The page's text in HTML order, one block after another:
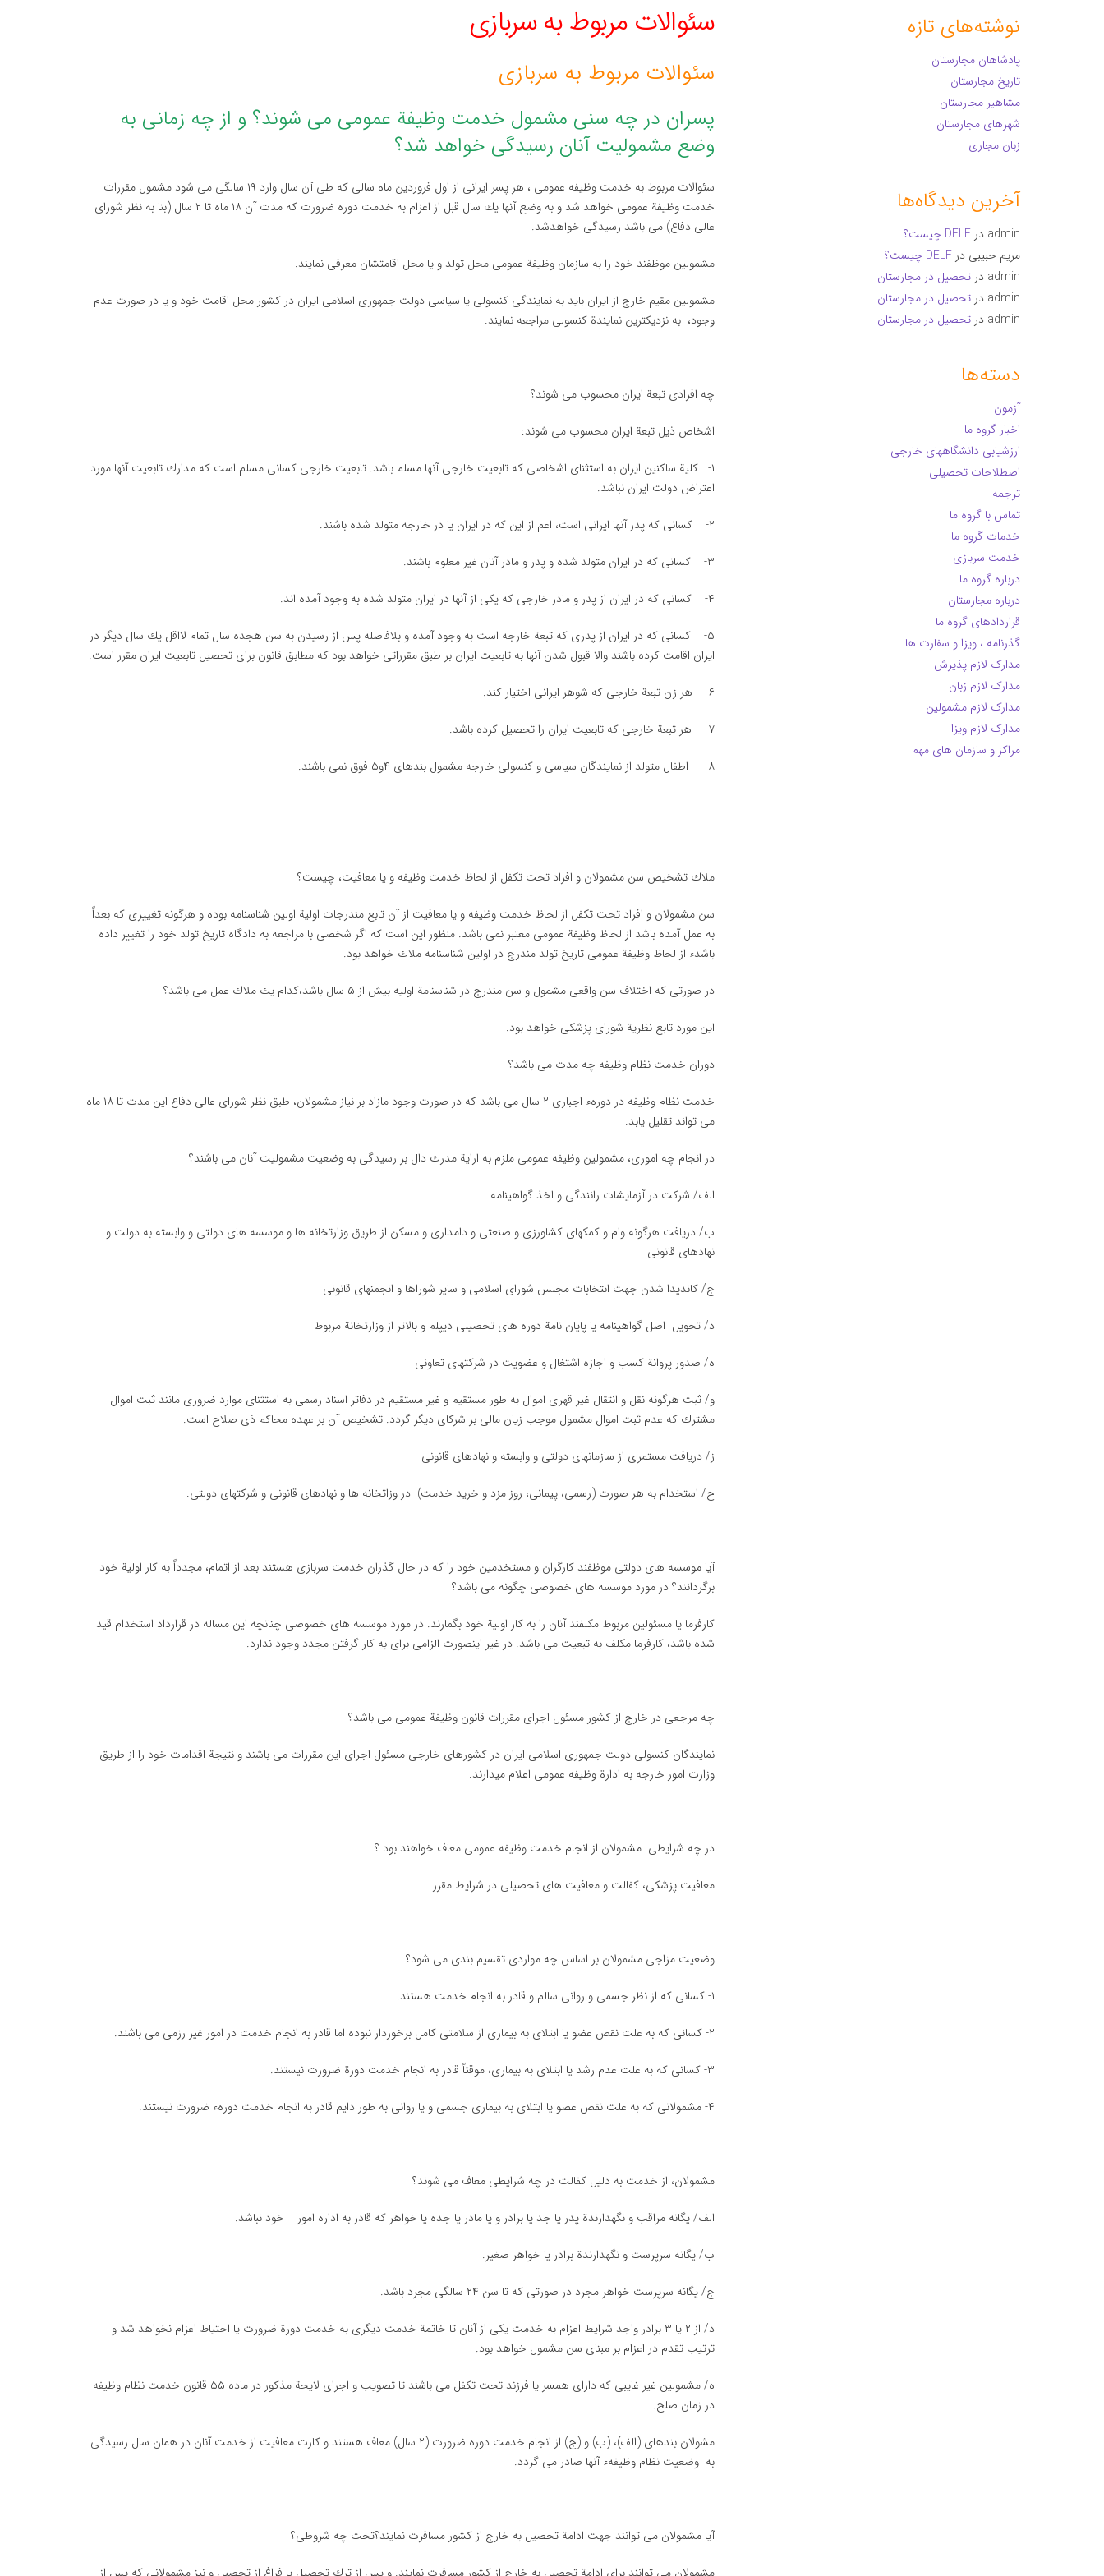
سئوالات مربوط به سربازی
سئوالات مربوط به سربازی
پسران در چه سنی مشمول خدمت وظیفة عمومی می شوند؟ و از چه زمانی به
وضع مشمولیت آنان رسیدگی خواهد شد؟
سئوالات مربوط به خدمت وظیفه عمومی ، هر پسر ایرانی از اول فروردین ماه سالی كه طی آن سال وارد ۱۹ سالگی می شود مشمول مقررات
خدمت وظیفة عمومی خواهد شد و به وضع آنها یك سال قبل از اعزام به خدمت دوره ضرورت كه مدت آن ۱۸ ماه تا ۲ سال (بنا به نظر شورای
عالی دفاع) می باشد رسیدگی خواهدشد.
مشمولین موظفند خود را به سازمان وظیفة عمومی محل تولد و یا محل اقامتشان معرفی نمایند.
مشمولین مقیم خارج از ایران باید به نمایندگی كنسولی یا سیاسی دولت جمهوری اسلامی ایران در كشور محل اقامت خود و یا در صورت عدم
وجود، به نزدیكترین نمایندة كنسولی مراجعه نمایند.
چه افرادی تبعة ایران محسوب می شوند؟
اشخاص ذیل تبعة ایران محسوب می شوند:
۱- كلیة ساكنین ایران به استثنای اشخاصی كه تابعیت خارجی آنها مسلم باشد. تابعیت خارجی كسانی مسلم است كه مدارك تابعیت آنها مورد
اعتراض دولت ایران نباشد.
۲- كسانی كه پدر آنها ایرانی است، اعم از این كه در ایران یا در خارجه متولد شده باشند.
۳- كسانی كه در ایران متولد شده و پدر و مادر آنان غیر معلوم باشند.
۴- كسانی كه در ایران از پدر و مادر خارجی كه یكی از آنها در ایران متولد شده به وجود آمده اند.
۵- كسانی كه در ایران از پدری كه تبعة خارجه است به وجود آمده و بلافاصله پس از رسیدن به سن هجده سال تمام لااقل یك سال دیگر در
ایران اقامت كرده باشند والا قبول شدن آنها به تابعیت ایران بر طبق مقرراتی خواهد بود كه مطابق قانون برای تحصیل تابعیت ایران مقرر است.
۶- هر زن تبعة خارجی كه شوهر ایرانی اختیار كند.
۷- هر تبعة خارجی كه تابعیت ایران را تحصیل كرده باشد.
۸- اطفال متولد از نمایندگان سیاسی و كنسولی خارجه مشمول بندهای ۴و۵ فوق نمی باشند.
ملاك تشخیص سن مشمولان و افراد تحت تكفل از لحاظ خدمت وظیفه و یا معافیت، چیست؟
سن مشمولان و افراد تحت تكفل از لحاظ خدمت وظیفه و یا معافیت از آن تابع مندرجات اولیة اولین شناسنامه بوده و هرگونه تغییری كه بعداً
به عمل آمده باشد از لحاظ وظیفة عمومی معتبر نمی باشد. منظور این است كه اگر شخصی با مراجعه به دادگاه تاریخ تولد خود را تغییر داده
باشدء از لحاظ وظیفة عمومی تاریخ تولد مندرج در اولین شناسنامه ملاك خواهد بود.
در صورتی كه اختلاف سن واقعی مشمول و سن مندرج در شناسنامة اولیه بیش از ۵ سال باشد،كدام یك ملاك عمل می باشد؟
این مورد تابع نظریة شورای پزشكی خواهد بود.
دوران خدمت نظام وظیفه چه مدت می باشد؟
خدمت نظام وظیفه در دورهء اجباری ۲ سال می باشد كه در صورت وجود مازاد بر نیاز مشمولان، طبق نظر شورای عالی دفاع این مدت تا ۱۸ ماه
می تواند تقلیل یابد.
در انجام چه اموری، مشمولین وظیفه عمومی ملزم به ارایة مدرك دال بر رسیدگی به وضعیت مشمولیت آنان می باشند؟
الف/ شركت در آزمایشات رانندگی و اخذ گواهینامه
ب/ دریافت هرگونه وام و كمكهای كشاورزی و صنعتی و دامداری و مسكن از طریق وزارتخانه ها و موسسه های دولتی و وابسته به دولت و
نهادهای قانونی
ج/ كاندیدا شدن جهت انتخابات مجلس شورای اسلامی و سایر شوراها و انجمنهای قانونی
د/ تحویل اصل گواهینامه یا پایان نامة دوره های تحصیلی دیپلم و بالاتر از وزارتخانة مربوط
ه/ صدور پروانة كسب و اجازه اشتغال و عضویت در شركتهای تعاونی
و/ ثبت هرگونه نقل و انتقال غیر قهری اموال به طور مستقیم و غیر مستقیم در دفاتر اسناد رسمی به استثنای موارد ضروری مانند ثبت اموال
مشترك كه عدم ثبت اموال مشمول موجب زیان مالی بر شركای دیگر گردد. تشخیص آن بر عهده محاكم ذی صلاح است.
ز/ دریافت مستمری از سازمانهای دولتی و وابسته و نهادهای قانونی
ح/ استخدام به هر صورت (رسمی، پیمانی، روز مزد و خرید خدمت) در وزاتخانه ها و نهادهای قانونی و شركتهای دولتی.
آیا موسسه های دولتی موظفند كارگران و مستخدمین خود را كه در حال گذران خدمت سربازی هستند بعد از اتمام، مجدداً به كار اولیة خود
برگردانند؟ در مورد موسسه های خصوصی چگونه می باشد؟
كارفرما یا مسئولین مربوط مكلفند آنان را به كار اولیة خود بگمارند. در مورد موسسه های خصوصی چنانچه این مساله در قرارداد استخدام قید
شده باشد، كارفرما مكلف به تبعیت می باشد. در غیر اینصورت الزامی برای به كار گرفتن مجدد وجود ندارد.
چه مرجعی در خارج از كشور مسئول اجرای مقررات قانون وظیفة عمومی می باشد؟
نمایندگان كنسولی دولت جمهوری اسلامی ایران در كشورهای خارجی مسئول اجرای این مقررات می باشند و نتیجة اقدامات خود را از طریق
وزارت امور خارجه به ادارة وظیفه عمومی اعلام میدارند.
در چه شرایطی مشمولان از انجام خدمت وظیفه عمومی معاف خواهند بود ؟
معافیت پزشكی، كفالت و معافیت های تحصیلی در شرایط مقرر
وضعیت مزاجی مشمولان بر اساس چه مواردی تقسیم بندی می شود؟
۱- كسانی كه از نظر جسمی و روانی سالم و قادر به انجام خدمت هستند.
۲- كسانی كه به علت نقص عضو یا ابتلای به بیماری از سلامتی كامل برخوردار نبوده اما قادر به انجام خدمت در امور غیر رزمی می باشند.
۳- كسانی كه به علت عدم رشد یا ابتلای به بیماری، موقتاً قادر به انجام خدمت دورة ضرورت نیستند.
۴- مشمولانی كه به علت نقص عضو یا ابتلای به بیماری جسمی و یا روانی به طور دایم قادر به انجام خدمت دورهء ضرورت نیستند.
مشمولان، از خدمت به دلیل كفالت در چه شرایطی معاف می شوند؟
الف/ یگانه مراقب و نگهدارندة پدر یا جد یا برادر و یا مادر یا جده یا خواهر كه قادر به اداره امور خود نباشد.
ب/ یگانه سرپرست و نگهدارندة برادر یا خواهر صغیر.
ج/ یگانه سرپرست خواهر مجرد در صورتی كه تا سن ۲۴ سالگی مجرد باشد.
د/ از ۲ یا ۳ برادر واجد شرایط اعزام به خدمت یكی از آنان تا خاتمة خدمت دیگری به خدمت دورة ضرورت یا احتیاط اعزام نخواهد شد و
ترتیب تقدم در اعزام بر مبنای سن مشمول خواهد بود.
ه/ مشمولین غیر غایبی كه دارای همسر یا فرزند تحت تكفل می باشند تا تصویب و اجرای لایحة مذكور در ماده ۵۵ قانون خدمت نظام وظیفه
در زمان صلح.
مشولان بندهای (الف)، (ب) و (ج) از انجام خدمت دوره ضرورت (۲ سال) معاف هستند و كارت معافیت از خدمت آنان در همان سال رسیدگی
به وضعیت نظام وظیفهء آنها صادر می گردد.
آیا مشمولان می توانند جهت ادامة تحصیل به خارج از كشور مسافرت نمایند؟تحت چه شروطی؟
نوشته‌های تازه
پادشاهان مجارستان
تاریخ مجارستان
مشاهیر مجارستان
شهرهای مجارستان
زبان مجاری
آخرین دیدگاه‌ها
admin در DELF چیست؟
مریم حبیبی در DELF چیست؟
admin در تحصیل در مجارستان
admin در تحصیل در مجارستان
admin در تحصیل در مجارستان
دسته‌ها
آزمون
اخبار گروه ما
ارزشیابی دانشگاههای خارجی
اصطلاحات تحصیلی
ترجمه
تماس با گروه ما
خدمات گروه ما
خدمت سربازی
درباره گروه ما
درباره مجارستان
قراردادهای گروه ما
گذرنامه ، ویزا و سفارت ها
مدارک لازم پذیرش
مدارک لازم زبان
مدارک لازم مشمولین
مدارک لازم ویزا
مراکز و سازمان های مهم